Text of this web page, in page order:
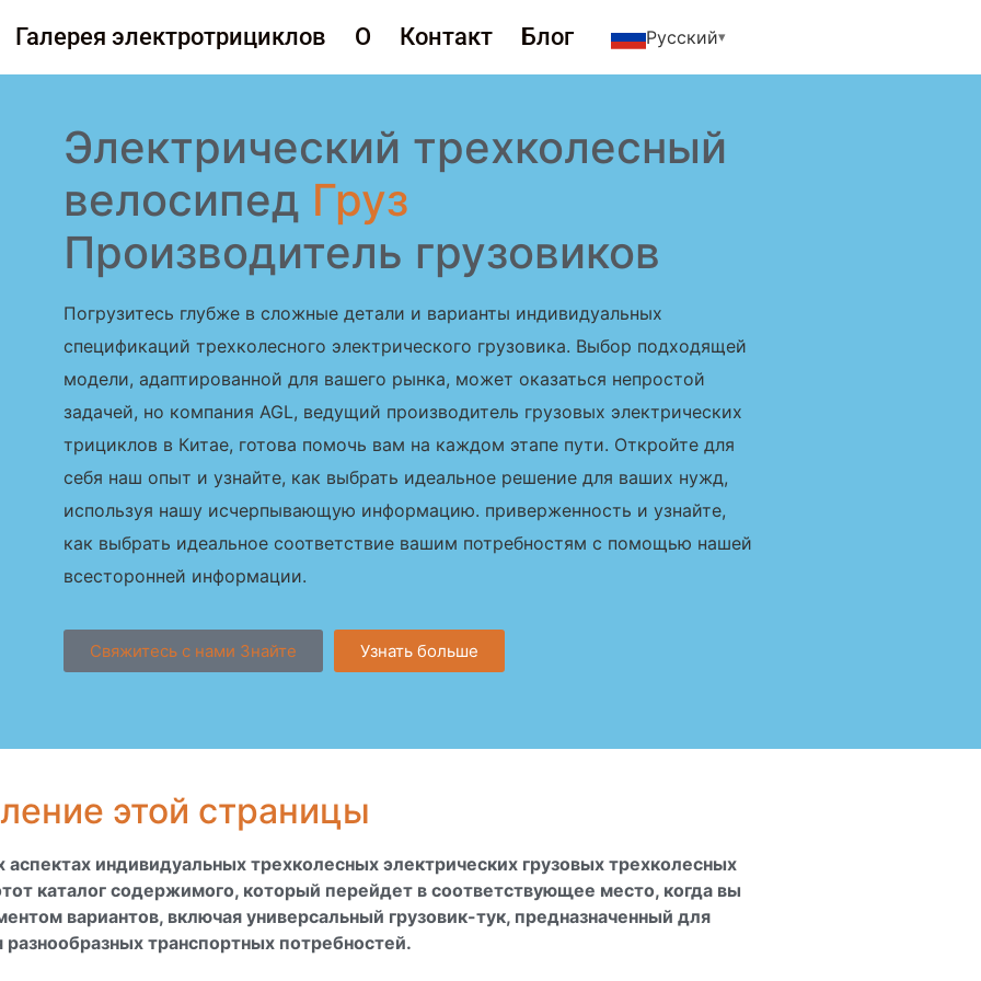
Галерея электротрициклов О Контакт Блог Русский
Электрический трехколесный
велосипед Груз
Производитель грузовиков
Погрузитесь глубже в сложные детали и варианты индивидуальных
спецификаций трехколесного электрического грузовика. Выбор подходящей
модели, адаптированной для вашего рынка, может оказаться непростой
задачей, но компания AGL, ведущий производитель грузовых электрических
трициклов в Китае, готова помочь вам на каждом этапе пути. Откройте для
себя наш опыт и узнайте, как выбрать идеальное решение для ваших нужд,
используя нашу исчерпывающую информацию. приверженность и узнайте,
как выбрать идеальное соответствие вашим потребностям с помощью нашей
всесторонней информации.
Свяжитесь с нами Знайте Узнать больше
этой страницы
индивидуальных трехколесных электрических грузовых трехколесных
каталог содержимого, который перейдет в соответствующее место, когда вы
вариантов, включая универсальный грузовик-тук, предназначенный для
разнообразных транспортных потребностей.